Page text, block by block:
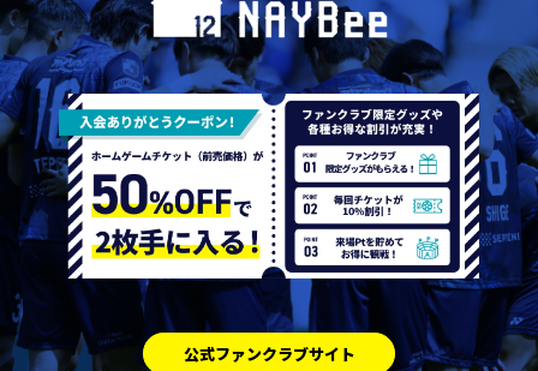
公式ファンクラブサイト